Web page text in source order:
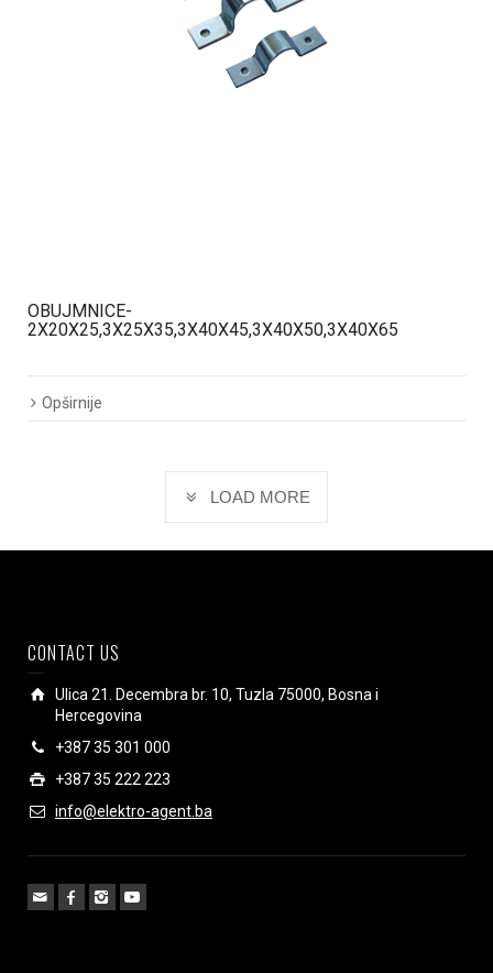
OBUJMNICE-
2X20X25,3X25X35,3X40X45,3X40X50,3X40X65
Opširnije
LOAD MORE
CONTACT US
Ulica 21. Decembra br. 10, Tuzla 75000, Bosna i
Hercegovina
+387 35 301 000
+387 35 222 223
info@elektro-agent.ba